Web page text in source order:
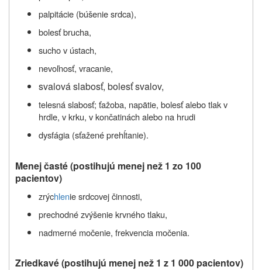
palpitácie (búšenie srdca),
bolesť brucha,
sucho v ústach,
nevoľnosť, vracanie,
svalová slabosť, bolesť svalov,
telesná slabosť; ťažoba, napätie, bolesť alebo tlak v
hrdle, v krku, v končatinách alebo na hrudi
dysfágia (sťažené prehĺtanie).
Menej časté (postihujú menej než 1 zo 100
pacientov)
zrýchlenie srdcovej činnosti,
prechodné zvýšenie krvného tlaku,
nadmerné močenie, frekvencia močenia.
Zriedkavé (postihujú menej než 1 z 1 000 pacientov)